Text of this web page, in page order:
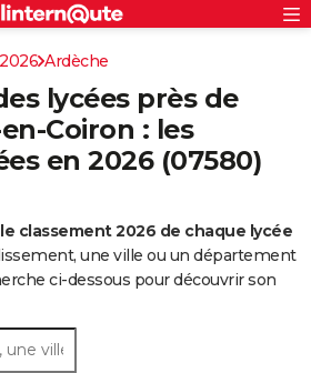
S'inscrire
Connexion
Ardèche
lycées près de
Coiron : les
en 2026 (07580)
le classement 2026 de chaque lycée
une ville ou un département
ci-dessous pour découvrir son